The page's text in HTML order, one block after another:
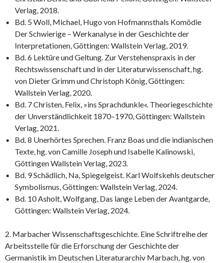
Verlag, 2018.
Bd. 5 Woll, Michael, Hugo von Hofmannsthals Komödie
Der Schwierige – Werkanalyse in der Geschichte der
Interpretationen, Göttingen: Wallstein Verlag, 2019.
Bd. 6 Lektüre und Geltung. Zur Verstehenspraxis in der
Rechtswissenschaft und in der Literaturwissenschaft, hg.
von Dieter Grimm und Christoph König, Göttingen:
Wallstein Verlag, 2020.
Bd. 7 Christen, Felix, »ins Sprachdunkle«. Theoriegeschichte
der Unverständlichkeit 1870–1970, Göttingen: Wallstein
Verlag, 2021.
Bd. 8 Unerhörtes Sprechen. Franz Boas und die indianischen
Texte, hg. von Camille Joseph und Isabelle Kalinowski,
Göttingen Wallstein Verlag, 2023.
Bd. 9 Schädlich, Na, Spiegelgeist. Karl Wolfskehls deutscher
Symbolismus, Göttingen: Wallstein Verlag, 2024.
Bd. 10 Asholt, Wolfgang, Das lange Leben der Avantgarde,
Göttingen: Wallstein Verlag, 2024.
2. Marbacher Wissenschaftsgeschichte. Eine Schriftreihe der
Arbeitsstelle für die Erforschung der Geschichte der
Germanistik im Deutschen Literaturarchiv Marbach, hg. von